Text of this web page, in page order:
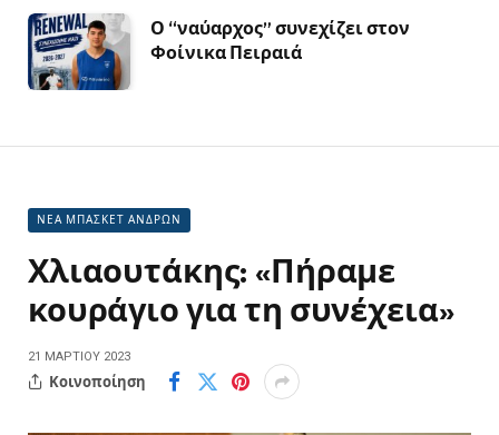
Ο “ναύαρχος” συνεχίζει στον
Φοίνικα Πειραιά
ΝΕΑ ΜΠΑΣΚΕΤ ΑΝΔΡΩΝ
Χλιαουτάκης: «Πήραμε
κουράγιο για τη συνέχεια»
21 ΜΑΡΤΊΟΥ 2023
Κοινοποίηση